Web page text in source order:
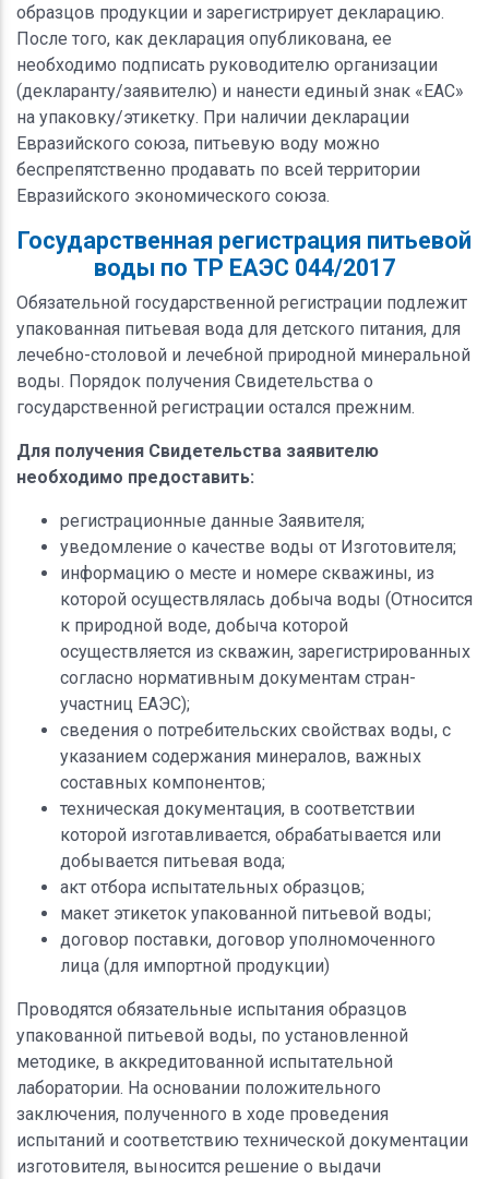
образцов продукции и зарегистрирует декларацию.
После того, как декларация опубликована, ее
необходимо подписать руководителю организации
(декларанту/заявителю) и нанести единый знак «ЕАС»
на упаковку/этикетку. При наличии декларации
Евразийского союза, питьевую воду можно
беспрепятственно продавать по всей территории
Евразийского экономического союза.
Государственная регистрация питьевой
воды по ТР ЕАЭС 044/2017
Обязательной государственной регистрации подлежит
упакованная питьевая вода для детского питания, для
лечебно-столовой и лечебной природной минеральной
воды. Порядок получения Свидетельства о
государственной регистрации остался прежним.
Для получения Свидетельства заявителю
необходимо предоставить:
регистрационные данные Заявителя;
уведомление о качестве воды от Изготовителя;
информацию о месте и номере скважины, из
которой осуществлялась добыча воды (Относится
к природной воде, добыча которой
осуществляется из скважин, зарегистрированных
согласно нормативным документам стран-
участниц ЕАЭС);
сведения о потребительских свойствах воды, с
указанием содержания минералов, важных
составных компонентов;
техническая документация, в соответствии
которой изготавливается, обрабатывается или
добывается питьевая вода;
акт отбора испытательных образцов;
макет этикеток упакованной питьевой воды;
договор поставки, договор уполномоченного
лица (для импортной продукции)
Проводятся обязательные испытания образцов
упакованной питьевой воды, по установленной
методике, в аккредитованной испытательной
лаборатории. На основании положительного
заключения, полученного в ходе проведения
испытаний и соответствию технической документации
изготовителя, выносится решение о выдачи